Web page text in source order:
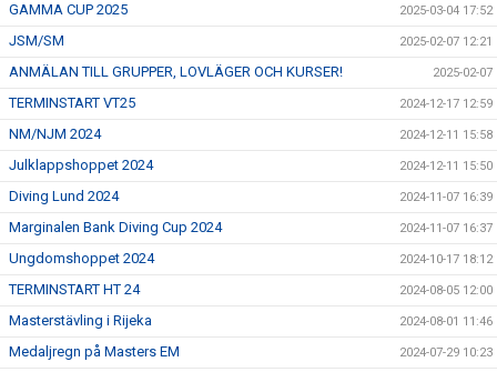
GAMMA CUP 2025 2025-03-04 17:52
JSM/SM 2025-02-07 12:21
ANMÄLAN TILL GRUPPER, LOVLÄGER OCH KURSER! 2025-02-07
TERMINSTART VT25 2024-12-17 12:59
NM/NJM 2024 2024-12-11 15:58
Julklappshoppet 2024 2024-12-11 15:50
Diving Lund 2024 2024-11-07 16:39
Marginalen Bank Diving Cup 2024 2024-11-07 16:37
Ungdomshoppet 2024 2024-10-17 18:12
TERMINSTART HT 24 2024-08-05 12:00
Masterstävling i Rijeka 2024-08-01 11:46
Medaljregn på Masters EM 2024-07-29 10:23